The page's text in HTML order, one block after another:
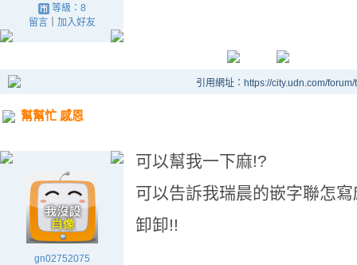
等級：8
留言｜ 加入好友
引用網址：https://city.udn.com/
幫幫忙 感恩
gn02752075
可以幫我一下麻!?
可以告訴我瑞晨的嵌字聯怎
卸卸!!